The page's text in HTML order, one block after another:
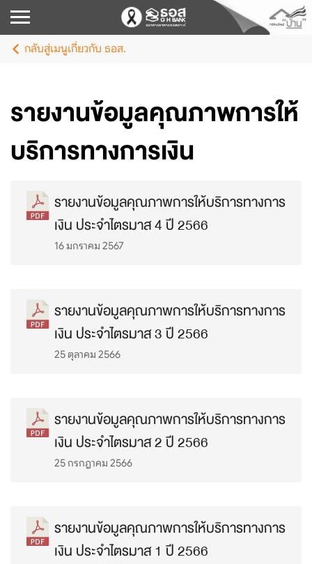
กลับสู่เมนูเกี่ยวกับ ธอส.
รายงานข้อมูลคุณภาพการให้
บริการทางการเงิน
รายงานข้อมูลคุณภาพการให้บริการทางการ
เงิน ประจำไตรมาส 4 ปี 2566
16 มกราคม 2567
รายงานข้อมูลคุณภาพการให้บริการทางการ
เงิน ประจำไตรมาส 3 ปี 2566
25 ตุลาคม 2566
รายงานข้อมูลคุณภาพการให้บริการทางการ
เงิน ประจำไตรมาส 2 ปี 2566
25 กรกฎาคม 2566
รายงานข้อมูลคุณภาพการให้บริการทางการ
เงิน ประจำไตรมาส 1 ปี 2566